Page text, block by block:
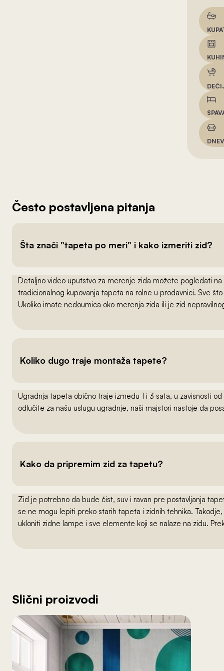
Često postavljena pitanja
Šta znači "tapeta po meri" i kako izmeriti zid?
Detaljno video uputstvo za merenje zida možete pogledati na
tradicionalnog kupovanja tapeta na rolne u prodavnici. Sve
Ukoliko imate nedoumica oko merenja zida ili je zid
Koliko dugo traje montaža tapete?
Ugradnja tapeta obično traje između 1 i 3 sata, u zavisnosti
odlučite za našu uslugu ugradnje, naši majstori nastoje da
Kako da pripremim zid za tapetu?
Zid je potrebno da bude čist, suv i ravan pre postavljanja
se ne mogu lepiti preko starih tapeta i zidnih tehnika.
ukloniti zidne lampe i sve elemente koji se nalaze na zidu.
Slični proizvodi